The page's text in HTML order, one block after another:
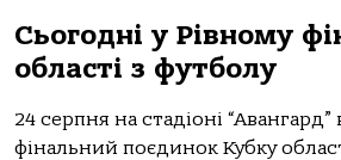
Сьогодні у Рівному
області з футболу
24 серпня на стадіоні “Авангард”
фінальний поєдинок Кубку